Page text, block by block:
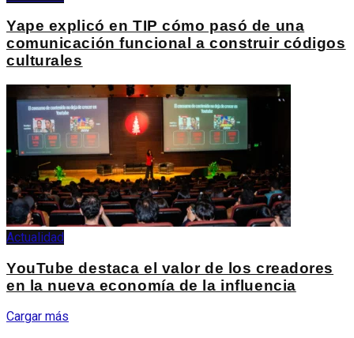
Yape explicó en TIP cómo pasó de una
comunicación funcional a construir códigos
culturales
Actualidad
YouTube destaca el valor de los creadores
en la nueva economía de la influencia
Cargar más